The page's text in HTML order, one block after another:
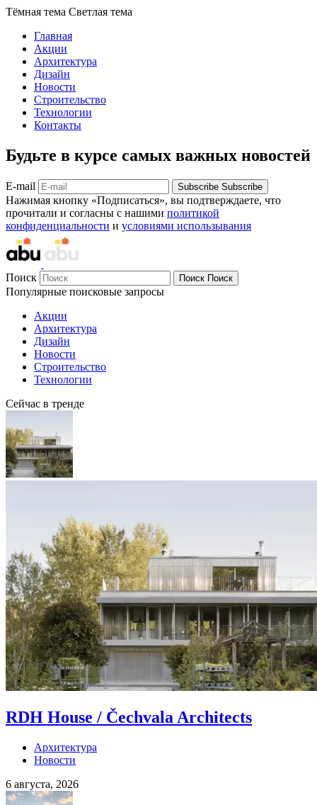
Тёмная тема Светлая тема
Главная
Акции
Архитектура
Дизайн
Новости
Строительство
Технологии
Контакты
Будьте в курсе самых важных новостей
E-mail Subscribe Subscribe
Нажимая кнопку «Подписаться», вы подтверждаете, что
прочитали и согласны с нашими политикой
конфиденциальности и условиями использывания
Поиск Поиск Поиск
Популярные поисковые запросы
Акции
Архитектура
Дизайн
Новости
Строительство
Технологии
Сейчас в тренде
RDH House / Čechvala Architects
Архитектура
Новости
6 августа, 2026